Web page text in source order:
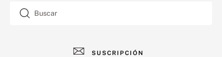
Buscar
SUSCRIPCIÓN